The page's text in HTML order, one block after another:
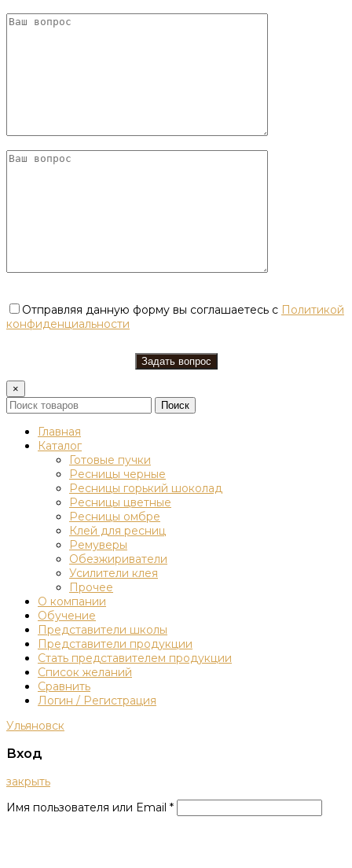
Отправляя данную форму вы соглашаетесь с Политикой
конфиденциальности
×
Поиск
Главная
Каталог
Готовые пучки
Ресницы черные
Ресницы горький шоколад
Ресницы цветные
Ресницы омбре
Клей для ресниц
Ремуверы
Обезжириватели
Усилители клея
Прочее
О компании
Обучение
Представители школы
Представители продукции
Стать представителем продукции
Список желаний
Сравнить
Логин / Регистрация
Ульяновск
Вход
закрыть
Имя пользователя или Email *